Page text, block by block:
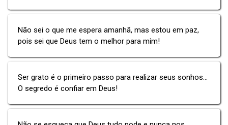
Não sei o que me espera amanhã, mas estou em paz,
pois sei que Deus tem o melhor para mim!
Ser grato é o primeiro passo para realizar seus sonhos...
O segredo é confiar em Deus!